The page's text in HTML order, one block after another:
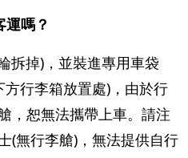
嗎？
拆掉)，並裝進專用車袋
行李箱放置處)，由於行
，恕無法攜帶上車。請注
(無行李艙)，無法提供自行